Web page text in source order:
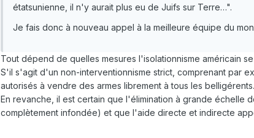
étatsunienne, il n'y aurait plus eu de Juifs sur Terre…".
Je fais donc à nouveau appel à la meilleure équipe du
Tout dépend de quelles mesures l'isolationnisme américain
S'il s'agit d'un non-interventionnisme strict, comprenant par
autorisés à vendre des armes librement à tous les belligérents.
En revanche, il est certain que l'élimination à grande échelle
complètement infondée) et que l'aide directe et indirecte